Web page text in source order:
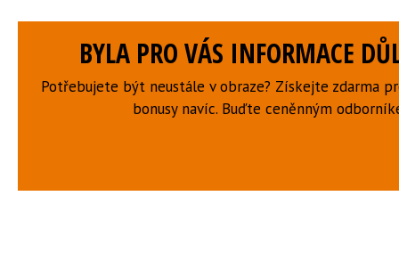
BYLA PRO VÁS INFORMACE
Potřebujete být neustále v obraze? Získejte zdarma
bonusy navíc. Buďte ceněnným